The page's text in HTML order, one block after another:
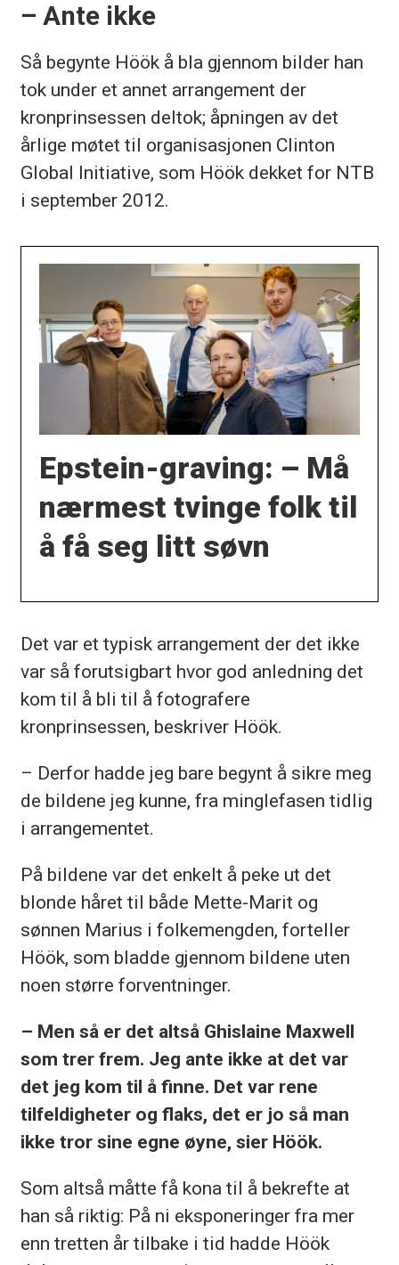
– Ante ikke
Så begynte Höök å bla gjennom bilder han
tok under et annet arrangement der
kronprinsessen deltok; åpningen av det
årlige møtet til organisasjonen Clinton
Global Initiative, som Höök dekket for NTB
i september 2012.
Epstein-graving: – Må
nærmest tvinge folk til
å få seg litt søvn
Det var et typisk arrangement der det ikke
var så forutsigbart hvor god anledning det
kom til å bli til å fotografere
kronprinsessen, beskriver Höök.
– Derfor hadde jeg bare begynt å sikre meg
de bildene jeg kunne, fra minglefasen tidlig
i arrangementet.
På bildene var det enkelt å peke ut det
blonde håret til både Mette-Marit og
sønnen Marius i folkemengden, forteller
Höök, som bladde gjennom bildene uten
noen større forventninger.
– Men så er det altså Ghislaine Maxwell
som trer frem. Jeg ante ikke at det var
det jeg kom til å finne. Det var rene
tilfeldigheter og flaks, det er jo så man
ikke tror sine egne øyne, sier Höök.
Som altså måtte få kona til å bekrefte at
han så riktig: På ni eksponeringer fra mer
enn tretten år tilbake i tid hadde Höök